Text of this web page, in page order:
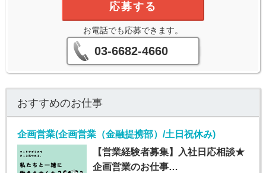
応募する
お電話でも応募できます。
03-6682-4660
おすすめのお仕事
企画営業(企画営業（金融提携部）/土日祝休み)
【営業経験者募集】入社日応相談★
企画営業のお仕事…